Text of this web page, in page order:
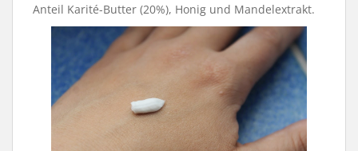
Anteil Karité-Butter (20%), Honig und Mandelextrakt.